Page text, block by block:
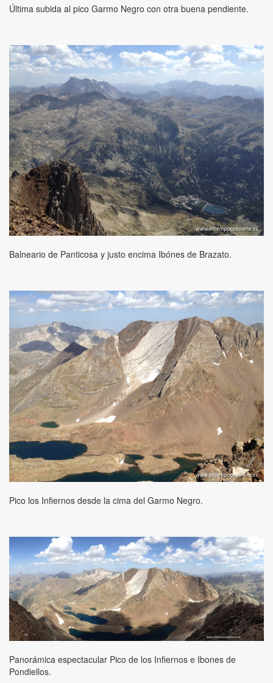
Última subida al pico Garmo Negro con otra buena pendiente.
Balneario de Panticosa y justo encima Ibónes de Brazato.
Pico los Infiernos desde la cima del Garmo Negro.
Panorámica espectacular Pico de los Infiernos e Ibones de
Pondiellos.